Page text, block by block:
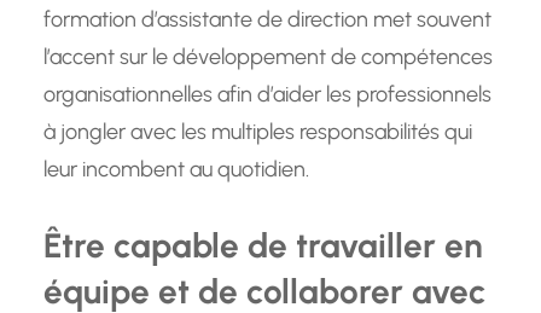
formation d’assistante de direction met souvent
l’accent sur le développement de compétences
organisationnelles afin d’aider les professionnels
à jongler avec les multiples responsabilités qui
leur incombent au quotidien.
Être capable de travailler en
équipe et de collaborer avec